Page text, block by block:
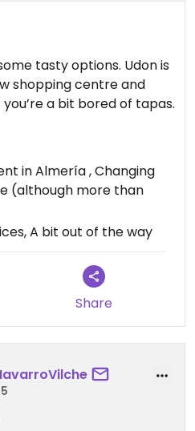
tasty options. Udon is
shopping centre and
a bit bored of tapas.
time to time which is
of options.
dish which is good and
are great!
in Almería , Changing
(although more than
A bit out of the way
Share